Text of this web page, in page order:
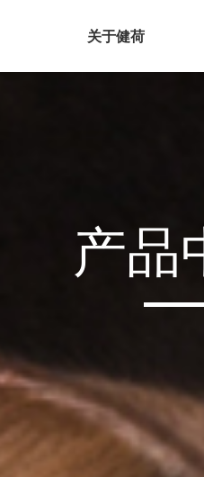
关于健荷
产品